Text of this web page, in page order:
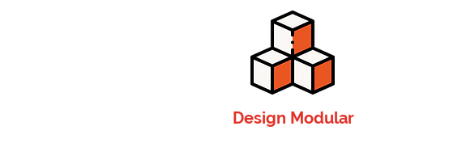
Design Modular